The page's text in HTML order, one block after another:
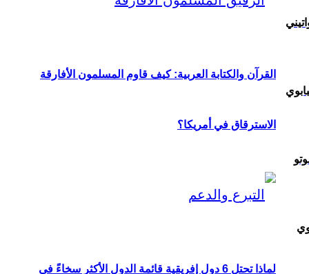
القرآن والكتابة العربية: كيف قاوم المسلمون الأفارقة
الاسترقاق في أمريكا؟
لماذا تحتل 6 دول إفريقية قائمة الدول الأكثر سخاءً في